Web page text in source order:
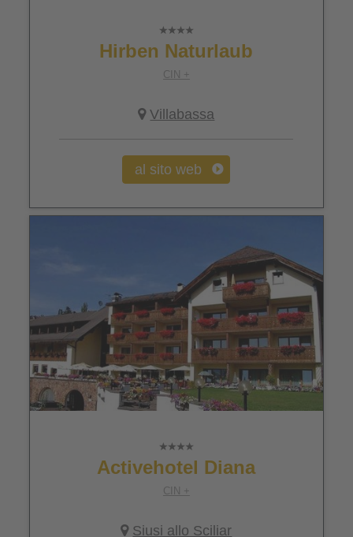
Hirben Naturlaub
CIN +
Villabassa
al sito web
Activehotel Diana
CIN +
Siusi allo Sciliar